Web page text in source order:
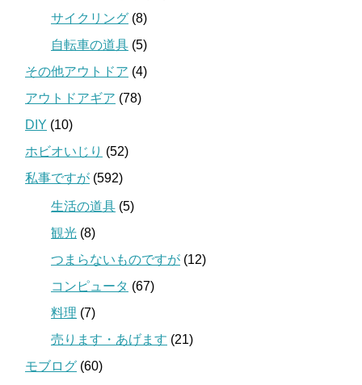
サイクリング (8)
自転車の道具 (5)
その他アウトドア (4)
アウトドアギア (78)
DIY (10)
ホビオいじり (52)
私事ですが (592)
生活の道具 (5)
観光 (8)
つまらないものですが (12)
コンピュータ (67)
料理 (7)
売ります・あげます (21)
モブログ (60)